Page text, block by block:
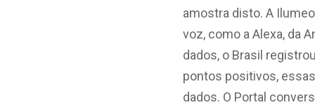
amostra disto. A
voz, como a Alexa, da
dados, o Brasil
pontos positivos,
dados. O Portal